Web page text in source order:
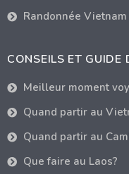
Randonnée Vietnam
CONSEILS ET GUIDE
Meilleur moment
Quand partir au
Quand partir au
Que faire au Laos?